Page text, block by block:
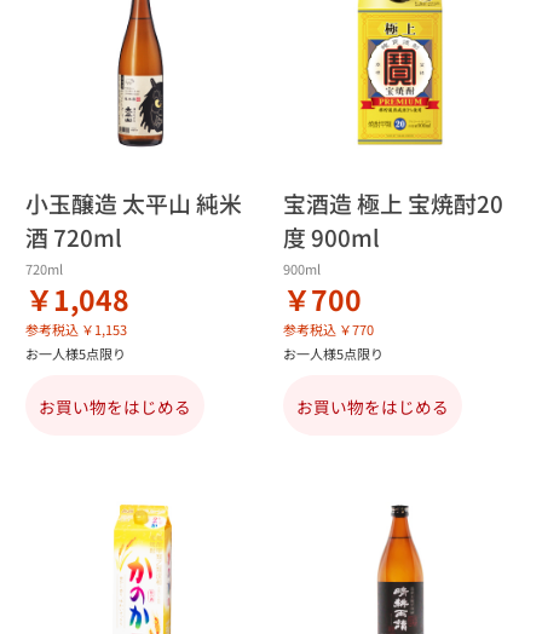
小玉醸造 太平山 純米
酒 720ml
720ml
￥1,048
参考税込 ￥1,153
お一人様5点限り
お買い物をはじめる
宝酒造 極上 宝焼酎20
度 900ml
900ml
￥700
参考税込 ￥770
お一人様5点限り
お買い物をはじめる